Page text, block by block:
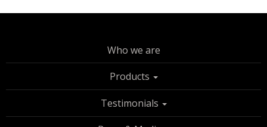
Who we are
Products
Testimonials